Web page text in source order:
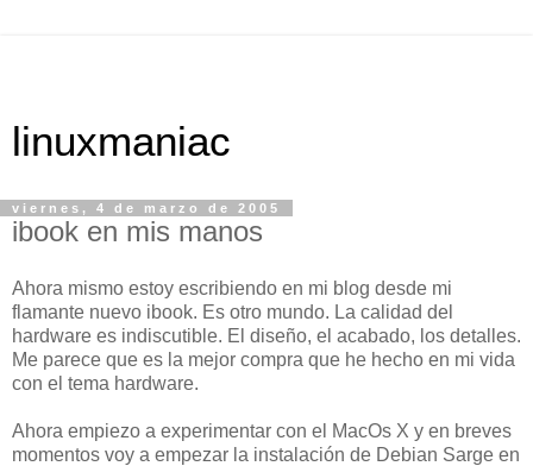
linuxmaniac
viernes, 4 de marzo de 2005
ibook en mis manos
Ahora mismo estoy escribiendo en mi blog desde mi
flamante nuevo ibook. Es otro mundo. La calidad del
hardware es indiscutible. El diseño, el acabado, los detalles.
Me parece que es la mejor compra que he hecho en mi vida
con el tema hardware.
Ahora empiezo a experimentar con el MacOs X y en breves
momentos voy a empezar la instalación de Debian Sarge en